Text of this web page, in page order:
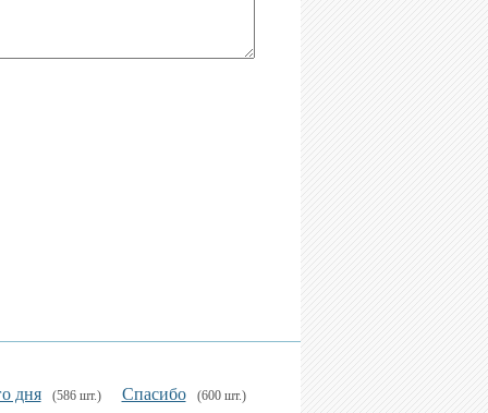
дня (586 шт.) Спасибо (600 шт.)